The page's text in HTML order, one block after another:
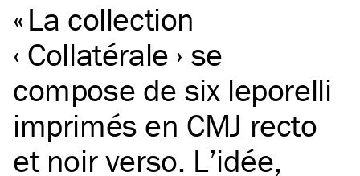
La collection
‹ Collatérale › se
compose de six leporelli
imprimés en CMJ recto
et noir verso. L’idée,